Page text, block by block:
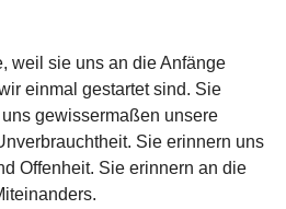
weil sie uns an die Anfänge
einmal gestartet sind. Sie
gewissermaßen unsere
Sie erinnern uns
Offenheit. Sie erinnern an die